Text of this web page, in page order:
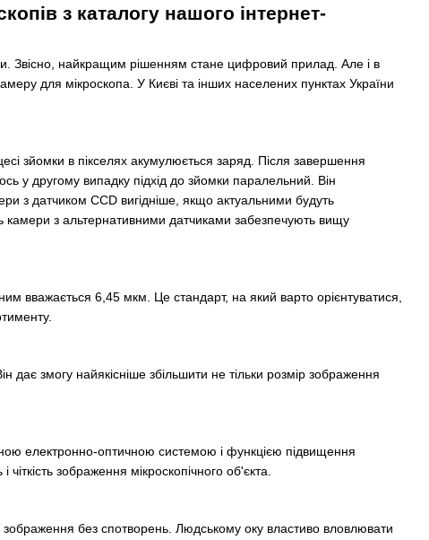
з каталогу нашого інтернет-
Звісно, найкращим рішенням стане цифровий прилад. Але і в
для мікроскопа. У Києві та інших населених пунктах України
зйомки в пікселях акумулюється заряд. Після завершення
у другому випадку підхід до зйомки паралельний. Він
з датчиком CCD вигідніше, якщо актуальними будуть
камери з альтернативними датчиками забезпечують вищу
вважається 6,45 мкм. Це стандарт, на який варто орієнтуватися,
змогу найякісніше збільшити не тільки розмір зображення
електронно-оптичною системою і функцією підвищення
зображення мікроскопічного об'єкта.
зображення без спотворень. Людському оку властиво вловлювати